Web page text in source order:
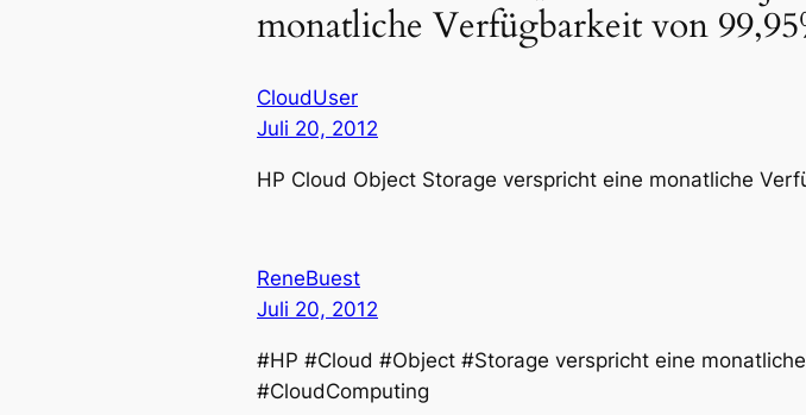
monatliche Verfügbarkeit von
CloudUser
Juli 20, 2012
HP Cloud Object Storage verspricht eine monatliche
ReneBuest
Juli 20, 2012
#HP #Cloud #Object #Storage verspricht eine
#CloudComputing